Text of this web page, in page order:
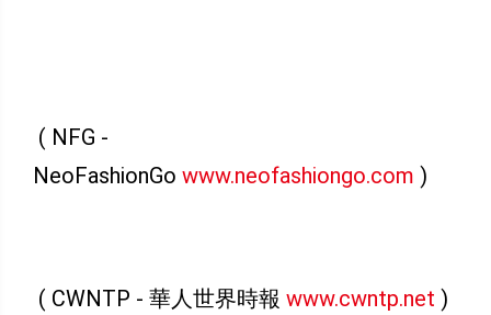
( NFG -
NeoFashionGo www.neofashiongo.com )
( CWNTP - 華人世界時報 www.cwntp.net )